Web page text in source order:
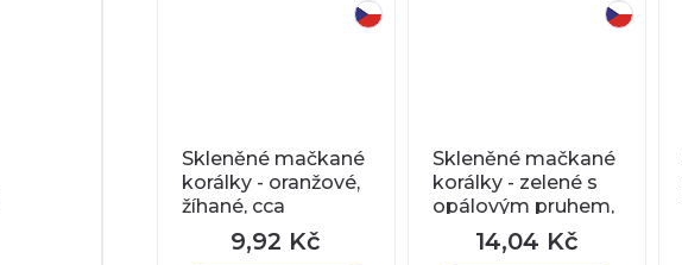
Skleněné mačkané
korálky - oranžové,
žíhané, cca
11x5,6mm9,92 Kč
Skleněné mačkané
korálky - zelené s
opálovým pruhem,
cca 15mm
14,04 Kč